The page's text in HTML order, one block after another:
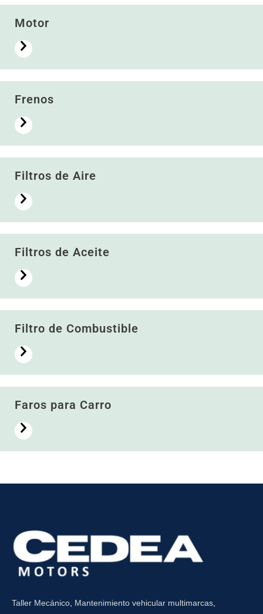
Motor
Frenos
Filtros de Aire
Filtros de Aceite
Filtro de Combustible
Faros para Carro
Taller Mecánico Mantenimiento vehicular multimarcas